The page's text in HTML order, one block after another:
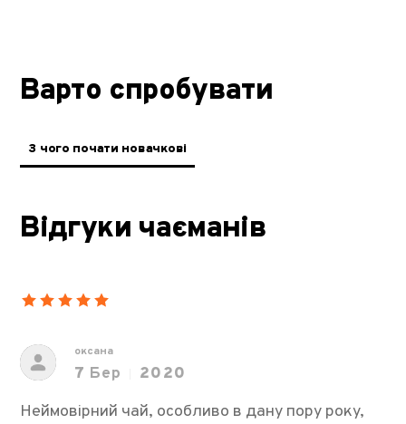
Варто спробувати
З чого почати новачкові
Відгуки чаєманів
оксана
7 Бер
2020
Неймовірний чай, особливо в дану пору року,